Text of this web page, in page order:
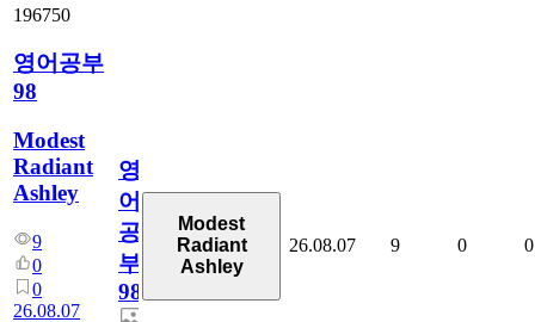
196750
영어공부
98
Modest
Radiant
Ashley
9
0
0
26.08.07
영
어
공
부
98
Modest
Radiant
Ashley
26.08.07 9 0 0